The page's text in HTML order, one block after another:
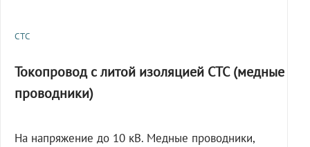
СТС
Токопровод с литой изоляцией СТС (медные
проводники)
На напряжение до 10 кВ. Медные проводники,